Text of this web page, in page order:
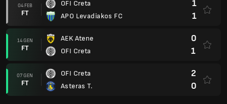
04 FEB
FT
OFI Creta
APO Levadiakos FC
1
1
14 GEN
FT
AEK Atene
OFI Creta
0
1
07 GEN
FT
OFI Creta
Asteras T.
2
0